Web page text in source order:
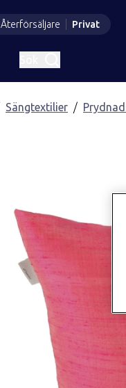
Återförsäljare Privat
Sängtextilier